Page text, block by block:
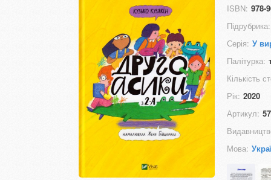
ISBN: 978-
Підрубрика:
Серія: У
Палітурка:
Кількість
Рік: 2020
Артикул:
Мова: